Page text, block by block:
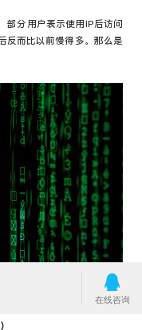
部分用户表示使用IP后访问
反而比以前慢得多。那么是
）